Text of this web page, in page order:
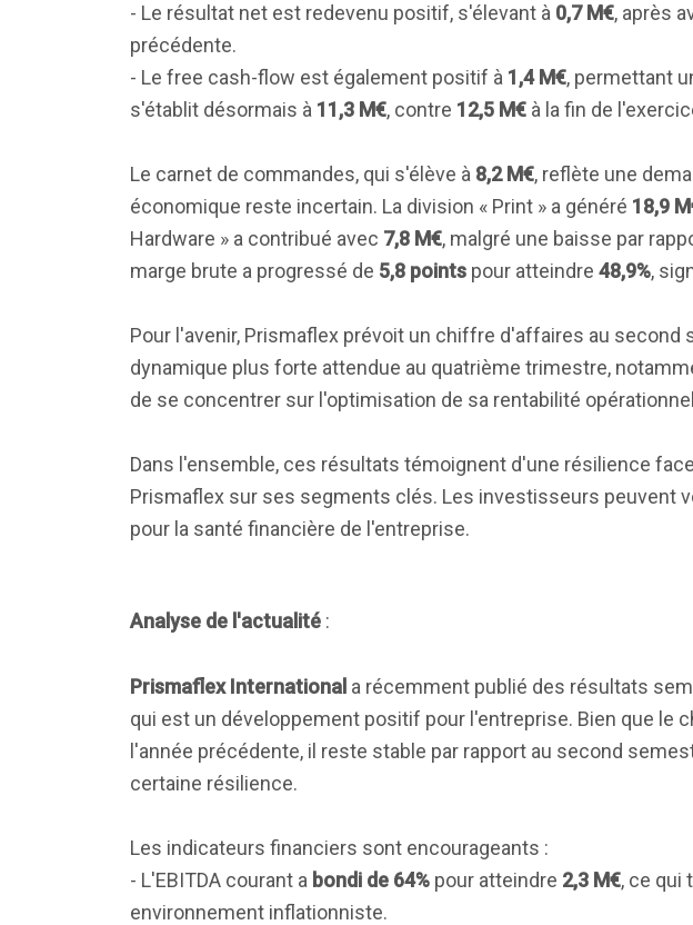
- Le résultat net est redevenu positif, s'élevant à 0,7 M€, après
précédente.
- Le free cash-flow est également positif à 1,4 M€, permettant
s'établit désormais à 11,3 M€, contre 12,5 M€ à la fin de
Le carnet de commandes, qui s'élève à 8,2 M€, reflète une
économique reste incertain. La division « Print » a généré 18,9
Hardware » a contribué avec 7,8 M€, malgré une baisse par
marge brute a progressé de 5,8 points pour atteindre 48,9%,
Pour l'avenir, Prismaflex prévoit un chiffre d'affaires au second
dynamique plus forte attendue au quatrième trimestre,
de se concentrer sur l'optimisation de sa rentabilité
Dans l'ensemble, ces résultats témoignent d'une résilience
Prismaflex sur ses segments clés. Les investisseurs peuvent
pour la santé financière de l'entreprise.
Analyse de l'actualité :
Prismaflex International a récemment publié des résultats
qui est un développement positif pour l'entreprise. Bien que le
l'année précédente, il reste stable par rapport au second
certaine résilience.
Les indicateurs financiers sont encourageants :
- L'EBITDA courant a bondi de 64% pour atteindre 2,3 M€, ce qui
environnement inflationniste.